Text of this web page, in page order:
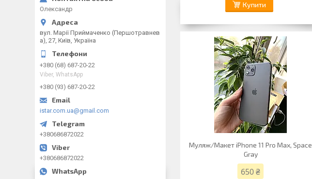
Купити
Муляж/Макет iPhone 11 Pro Max, Space
Gray
650 ₴
Олександр
вул. Марії Приймаченко (Першотравнев
а), 27, Київ, Україна
+380 (68) 687-20-22
Viber, WhatsApp
+380 (93) 687-20-22
istar.com.ua@gmail.com
+380686872022
+380686872022